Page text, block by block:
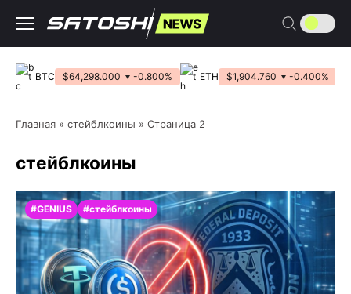
содержанию
BTC $64,298.000 -0.800% ETH $1,904.760 -0.400%
Главная » стейблкоины » Страница 2
стейблкоины
#GENIUS #стейблкоины